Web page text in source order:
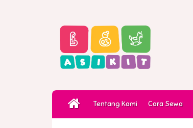
Tentang Kami Cara Sewa